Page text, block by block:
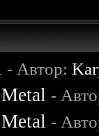
- Автор:
-
-